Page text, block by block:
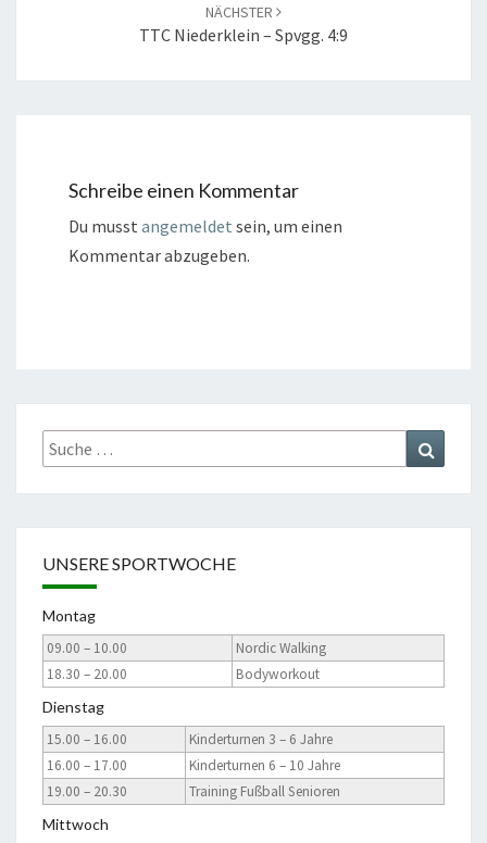
NÄCHSTER
TTC Niederklein – Spvgg. 4:9
Schreibe einen Kommentar
Du musst angemeldet sein, um einen
Kommentar abzugeben.
Suche
nach:
UNSERE SPORTWOCHE
Montag
09.00 – 10.00
Nordic Walking
18.30 – 20.00
Bodyworkout
Dienstag
15.00 – 16.00
Kinderturnen 3 – 6 Jahre
16.00 – 17.00
Kinderturnen 6 – 10 Jahre
19.00 – 20.30
Training Fußball Senioren
Mittwoch